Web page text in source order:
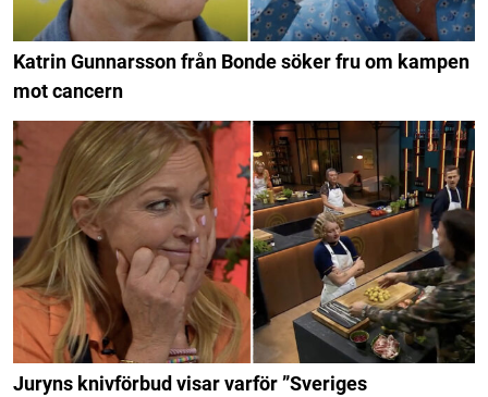
Katrin Gunnarsson från Bonde söker fru om kampen
mot cancern
Juryns knivförbud visar varför ”Sveriges